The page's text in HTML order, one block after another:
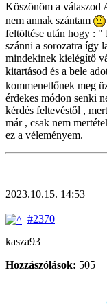
Köszönöm a válaszod
nem annak szántam
feltöltése után hogy :
szánni a sorozatra így
mindekinek kielégítő
kitartásod és a bele
kommenetlőnek meg
érdekes módon senki
kérdés feltevéstől ,
már , csak nem
ez a véleményem.
2023.10.15. 14:53
#2370
kasza93
Hozzászólások: 505